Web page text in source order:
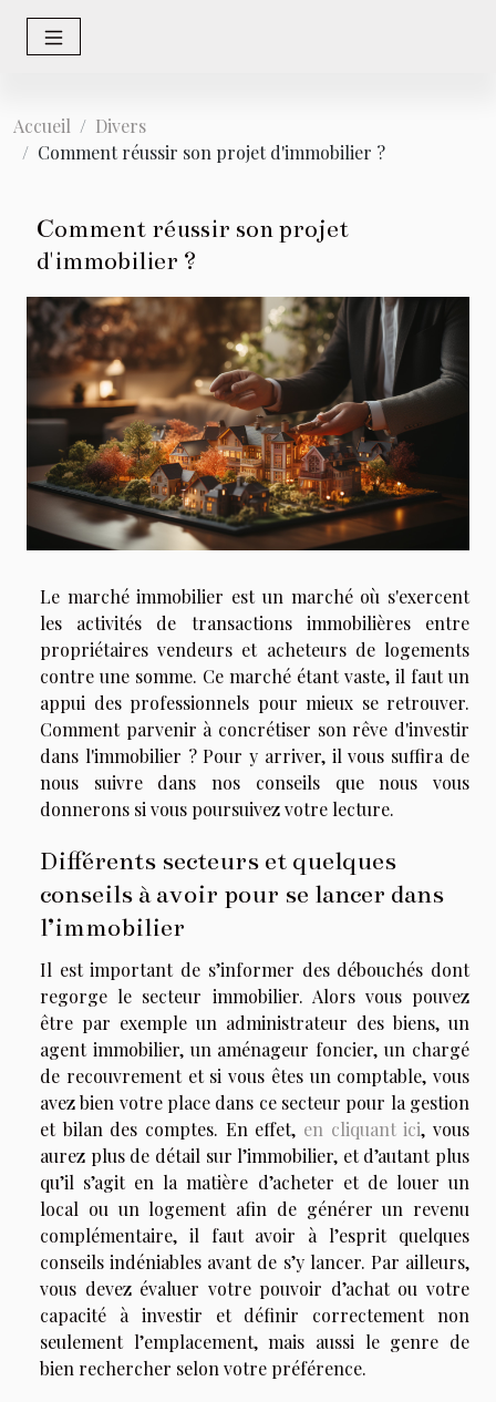
Accueil
Divers
Comment réussir son projet d'immobilier ?
Comment réussir son projet
d'immobilier ?
Le marché immobilier est un marché où s'exercent
les activités de transactions immobilières entre
propriétaires vendeurs et acheteurs de logements
contre une somme. Ce marché étant vaste, il faut un
appui des professionnels pour mieux se retrouver.
Comment parvenir à concrétiser son rêve d'investir
dans l'immobilier ? Pour y arriver, il vous suffira de
nous suivre dans nos conseils que nous vous
donnerons si vous poursuivez votre lecture.
Différents secteurs et quelques
conseils à avoir pour se lancer dans
l’immobilier
Il est important de s’informer des débouchés dont
regorge le secteur immobilier. Alors vous pouvez
être par exemple un administrateur des biens, un
agent immobilier, un aménageur foncier, un chargé
de recouvrement et si vous êtes un comptable, vous
avez bien votre place dans ce secteur pour la gestion
et bilan des comptes. En effet, en cliquant ici, vous
aurez plus de détail sur l’immobilier, et d’autant plus
qu’il s’agit en la matière d’acheter et de louer un
local ou un logement afin de générer un revenu
complémentaire, il faut avoir à l’esprit quelques
conseils indéniables avant de s’y lancer. Par ailleurs,
vous devez évaluer votre pouvoir d’achat ou votre
capacité à investir et définir correctement non
seulement l’emplacement, mais aussi le genre de
bien rechercher selon votre préférence.